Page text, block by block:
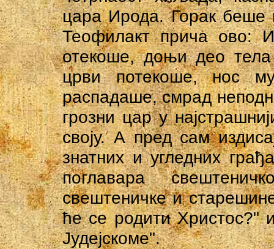
цара Ирода. Горак беше
Теофилакт прича ово:
отекоше, доњи део
црви потекоше, нос
распадаше, смрад
грозни цар у
своју. А пред сам
знатних и угледних
поглавара
свештеничке и
ће се родити Христос?"
Јудејскоме".